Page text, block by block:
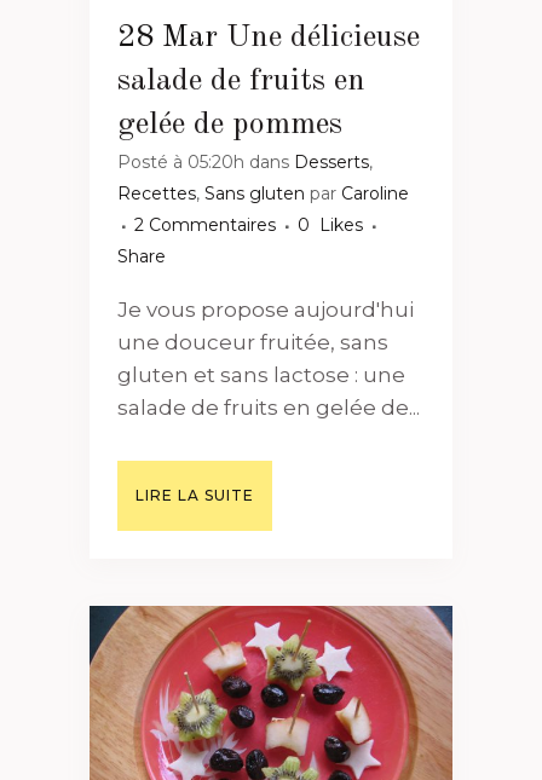
28 Mar Une délicieuse
salade de fruits en
gelée de pommes
Posté à 05:20h dans Desserts,
Recettes, Sans gluten par Caroline
2 Commentaires
0
Likes
Share
Je vous propose aujourd'hui
une douceur fruitée, sans
gluten et sans lactose : une
salade de fruits en gelée de...
LIRE LA SUITE